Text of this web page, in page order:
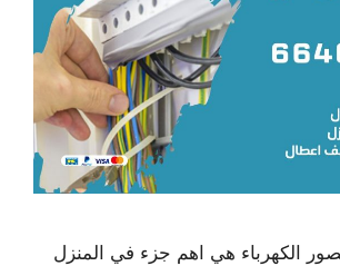
الكهرباء هي اهم جزء في المنزل